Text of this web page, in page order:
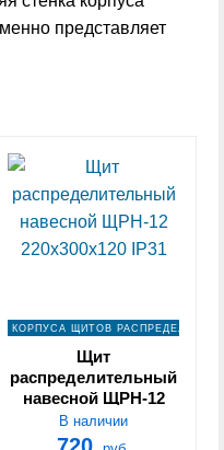
представляет
КОРПУСА ЩИТОВ РАСПРЕДЕЛЕНИЯ
Щит
распределительный
навесной ЩРН-12
220х300х120 IP31
В наличии